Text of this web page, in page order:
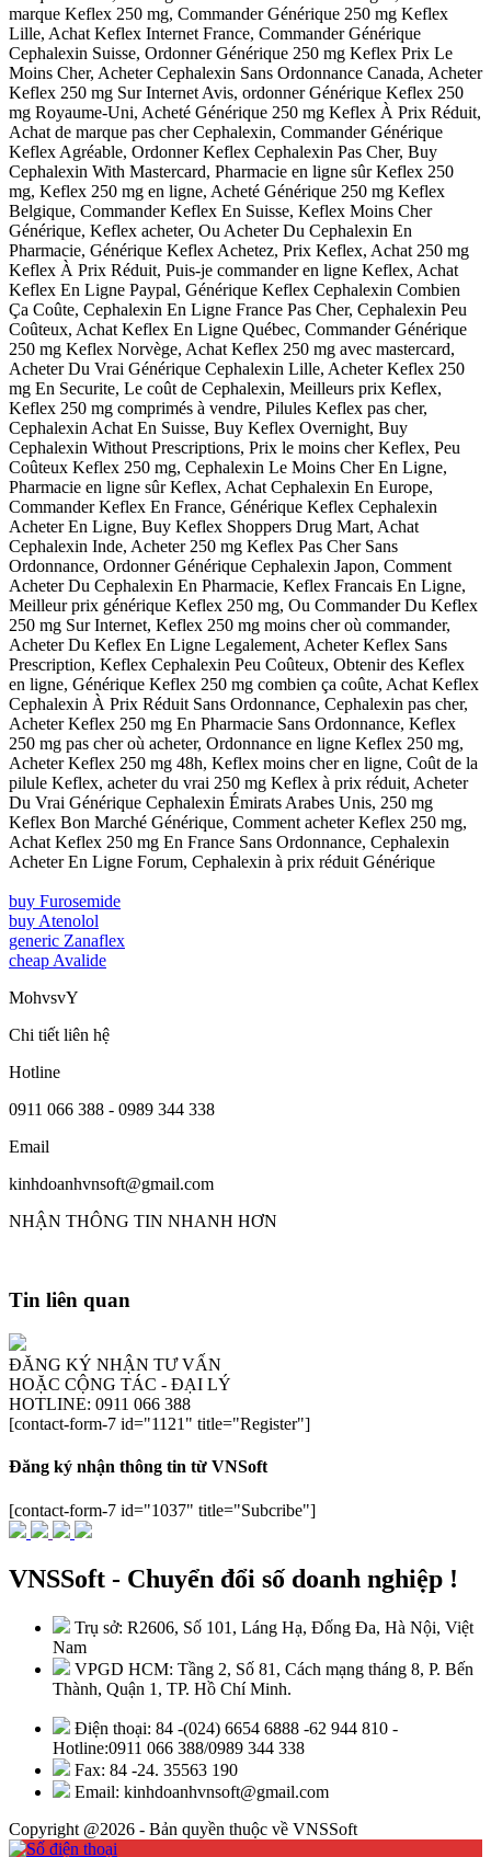
marque Keflex 250 mg, Commander Générique 250 mg Keflex
Lille, Achat Keflex Internet France, Commander Générique
Cephalexin Suisse, Ordonner Générique 250 mg Keflex Prix Le
Moins Cher, Acheter Cephalexin Sans Ordonnance Canada, Acheter
Keflex 250 mg Sur Internet Avis, ordonner Générique Keflex 250
mg Royaume-Uni, Acheté Générique 250 mg Keflex À Prix Réduit,
Achat de marque pas cher Cephalexin, Commander Générique
Keflex Agréable, Ordonner Keflex Cephalexin Pas Cher, Buy
Cephalexin With Mastercard, Pharmacie en ligne sûr Keflex 250
mg, Keflex 250 mg en ligne, Acheté Générique 250 mg Keflex
Belgique, Commander Keflex En Suisse, Keflex Moins Cher
Générique, Keflex acheter, Ou Acheter Du Cephalexin En
Pharmacie, Générique Keflex Achetez, Prix Keflex, Achat 250 mg
Keflex À Prix Réduit, Puis-je commander en ligne Keflex, Achat
Keflex En Ligne Paypal, Générique Keflex Cephalexin Combien
Ça Coûte, Cephalexin En Ligne France Pas Cher, Cephalexin Peu
Coûteux, Achat Keflex En Ligne Québec, Commander Générique
250 mg Keflex Norvège, Achat Keflex 250 mg avec mastercard,
Acheter Du Vrai Générique Cephalexin Lille, Acheter Keflex 250
mg En Securite, Le coût de Cephalexin, Meilleurs prix Keflex,
Keflex 250 mg comprimés à vendre, Pilules Keflex pas cher,
Cephalexin Achat En Suisse, Buy Keflex Overnight, Buy
Cephalexin Without Prescriptions, Prix le moins cher Keflex, Peu
Coûteux Keflex 250 mg, Cephalexin Le Moins Cher En Ligne,
Pharmacie en ligne sûr Keflex, Achat Cephalexin En Europe,
Commander Keflex En France, Générique Keflex Cephalexin
Acheter En Ligne, Buy Keflex Shoppers Drug Mart, Achat
Cephalexin Inde, Acheter 250 mg Keflex Pas Cher Sans
Ordonnance, Ordonner Générique Cephalexin Japon, Comment
Acheter Du Cephalexin En Pharmacie, Keflex Francais En Ligne,
Meilleur prix générique Keflex 250 mg, Ou Commander Du Keflex
250 mg Sur Internet, Keflex 250 mg moins cher où commander,
Acheter Du Keflex En Ligne Legalement, Acheter Keflex Sans
Prescription, Keflex Cephalexin Peu Coûteux, Obtenir des Keflex
en ligne, Générique Keflex 250 mg combien ça coûte, Achat Keflex
Cephalexin À Prix Réduit Sans Ordonnance, Cephalexin pas cher,
Acheter Keflex 250 mg En Pharmacie Sans Ordonnance, Keflex
250 mg pas cher où acheter, Ordonnance en ligne Keflex 250 mg,
Acheter Keflex 250 mg 48h, Keflex moins cher en ligne, Coût de la
pilule Keflex, acheter du vrai 250 mg Keflex à prix réduit, Acheter
Du Vrai Générique Cephalexin Émirats Arabes Unis, 250 mg
Keflex Bon Marché Générique, Comment acheter Keflex 250 mg,
Achat Keflex 250 mg En France Sans Ordonnance, Cephalexin
Acheter En Ligne Forum, Cephalexin à prix réduit Générique
buy Furosemide
buy Atenolol
generic Zanaflex
cheap Avalide
MohvsvY
Chi tiết liên hệ
Hotline
0911 066 388 - 0989 344 338
Email
kinhdoanhvnsoft@gmail.com
NHẬN THÔNG TIN NHANH HƠN
Tin liên quan
ĐĂNG KÝ NHẬN TƯ VẤN
HOẶC CỘNG TÁC - ĐẠI LÝ
HOTLINE: 0911 066 388
[contact-form-7 id="1121" title="Register"]
Đăng ký nhận thông tin từ VNSoft
[contact-form-7 id="1037" title="Subcribe"]
VNSSoft - Chuyển đổi số doanh nghiệp !
Trụ sở: R2606, Số 101, Láng Hạ, Đống Đa, Hà Nội, Việt
Nam
VPGD HCM: Tầng 2, Số 81, Cách mạng tháng 8, P. Bến
Thành, Quận 1, TP. Hồ Chí Minh.
Điện thoại: 84 -(024) 6654 6888 -62 944 810 -
Hotline:0911 066 388/0989 344 338
Fax: 84 -24. 35563 190
Email: kinhdoanhvnsoft@gmail.com
Copyright @2026 - Bản quyền thuộc về VNSSoft